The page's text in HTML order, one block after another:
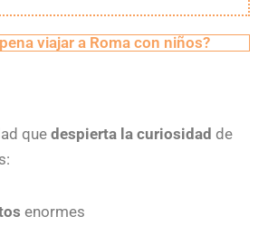
viajar a Roma con niños?
que despierta la curiosidad de
enormes